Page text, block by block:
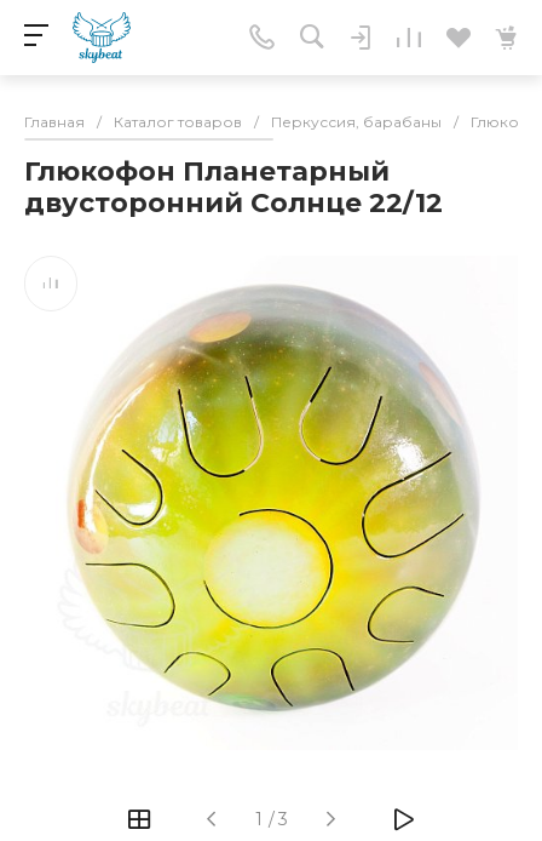
Главная / Каталог товаров / Перкуссия, барабаны /
Глюкофон Планетарный
двусторонний Солнце 22/12
1 /3